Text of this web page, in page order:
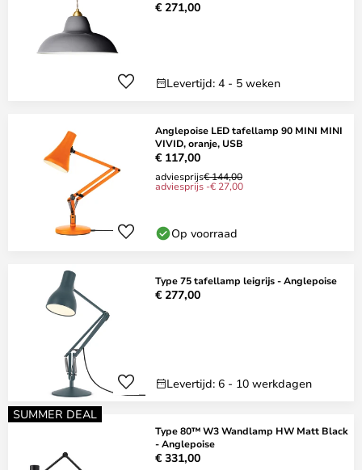
€ 271,00
Levertijd: 4 - 5 weken
Anglepoise LED tafellamp 90 MINI MINI
VIVID, oranje, USB
€ 117,00
adviesprijs€ 144,00
adviesprijs -€ 27,00
Op voorraad
Type 75 tafellamp leigrijs - Anglepoise
€ 277,00
Levertijd: 6 - 10 werkdagen
SUMMER DEAL
Type 80™ W3 Wandlamp HW Matt Black
- Anglepoise
€ 331,00